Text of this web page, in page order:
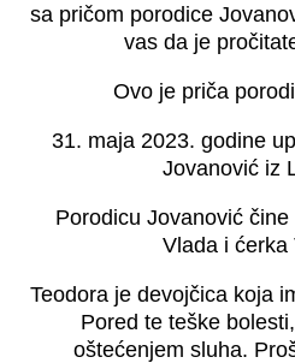
sa pričom porodice
vas da je
Ovo je priča
31. maja 2023. godine
Jovanović iz
Porodicu Jovanović
Vlada i ćerka
Teodora je devojčica koja
Pored te teške
oštećenjem sluha.